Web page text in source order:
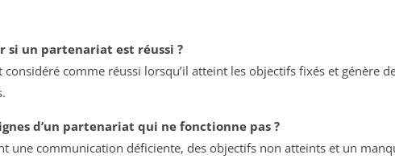
si un partenariat est réussi ?
considéré comme réussi lorsqu’il atteint les objectifs fixés et génère
d’un partenariat qui ne fonctionne pas ?
une communication déficiente, des objectifs non atteints et un